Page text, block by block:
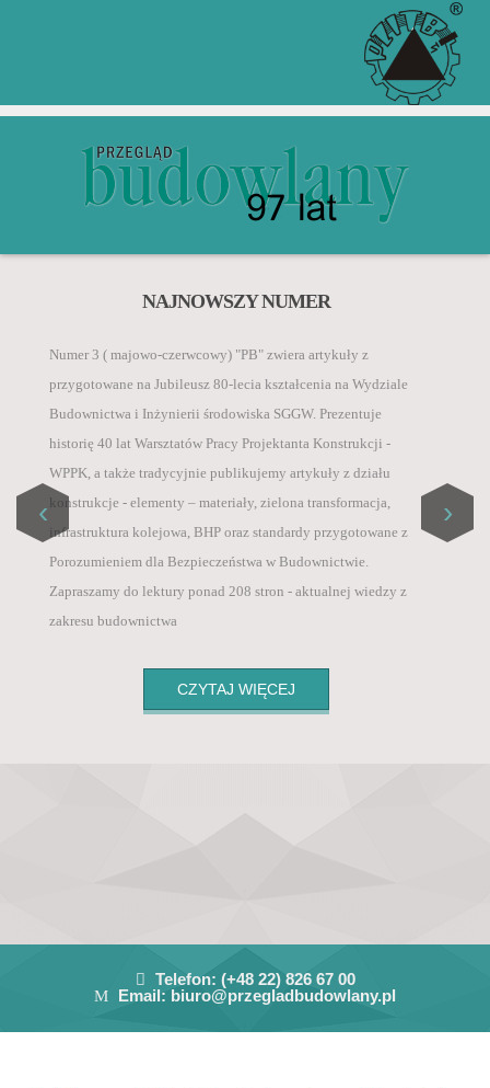
NAJNOWSZY NUMER
Numer 3 ( majowo-czerwcowy) "PB" zwiera artykuły z
przygotowane na Jubileusz 80-lecia kształcenia na Wydziale
Budownictwa i Inżynierii środowiska SGGW. Prezentuje
historię 40 lat Warsztatów Pracy Projektanta Konstrukcji -
WPPK, a także tradycyjnie publikujemy artykuły z działu
konstrukcje - elementy – materiały, zielona transformacja,
infrastruktura kolejowa, BHP oraz standardy przygotowane z
Porozumieniem dla Bezpieczeństwa w Budownictwie.
Zapraszamy do lektury ponad 208 stron - aktualnej wiedzy z
zakresu budownictwa
CZYTAJ WIĘCEJ
ZGŁOŚ ARTYKUŁ PRZEZ
Zgodnie z komunikatem Ministra Edukacji i Nauki z 5
naukowych i recenzowanych materiałów z konferencji
międzynarodowych, autorzy za publikację artykułu
naukowego w czasopiśmie Inżynieria i Budownictwo
otrzymują 40 pkt.
danych o zawartości polskich czasopism
technicznych:
• BazTech,
• Index Compernicus International ICI Journals
Master List / ICI World of Journals,
• PBN – Polska Bibliografia Naukowa (Polish
Scientific Biblioraphy),
• POL-Index – Polska Baza Cytowań (Polish
Citation Database),
ZACHĘCAMY DO KUPNA
PAPIEROWEJ I
ELEKTRONICZNEJ
CZYTAJ WIĘCEJ
›
‹
Telefon: (+48 22) 826 67 00
Email: biuro@przegladbudowlany.pl